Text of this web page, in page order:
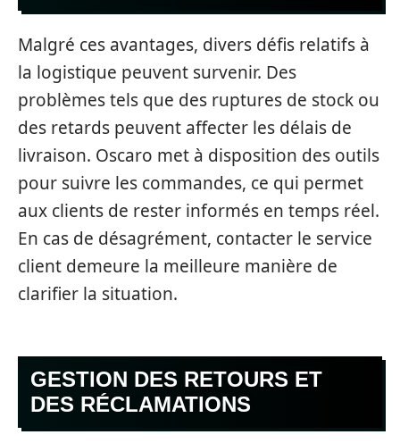
Malgré ces avantages, divers défis relatifs à
la logistique peuvent survenir. Des
problèmes tels que des ruptures de stock ou
des retards peuvent affecter les délais de
livraison. Oscaro met à disposition des outils
pour suivre les commandes, ce qui permet
aux clients de rester informés en temps réel.
En cas de désagrément, contacter le service
client demeure la meilleure manière de
clarifier la situation.
GESTION DES RETOURS ET
DES RÉCLAMATIONS